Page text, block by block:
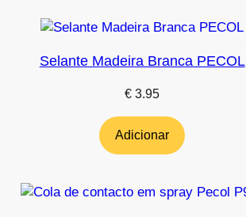
Selante Madeira Branca PECOL
€ 3.95
Adicionar